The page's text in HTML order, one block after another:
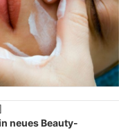
neues Beauty-